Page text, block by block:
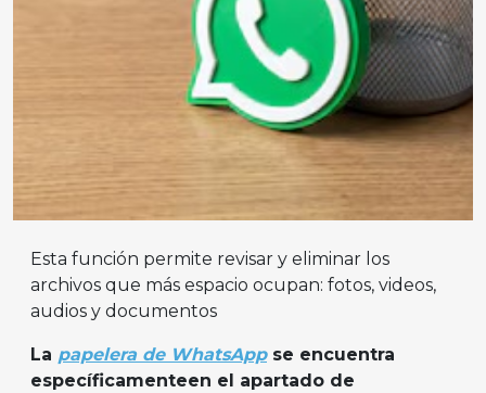
Esta función permite revisar y eliminar los
archivos que más espacio ocupan: fotos, videos,
audios y documentos
La papelera de WhatsAppse encuentra
específicamenteen el apartado de